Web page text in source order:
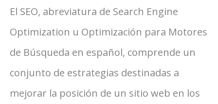
El SEO, abreviatura de Search Engine
Optimization u Optimización para Motores
de Búsqueda en español, comprende un
conjunto de estrategias destinadas a
mejorar la posición de un sitio web en los